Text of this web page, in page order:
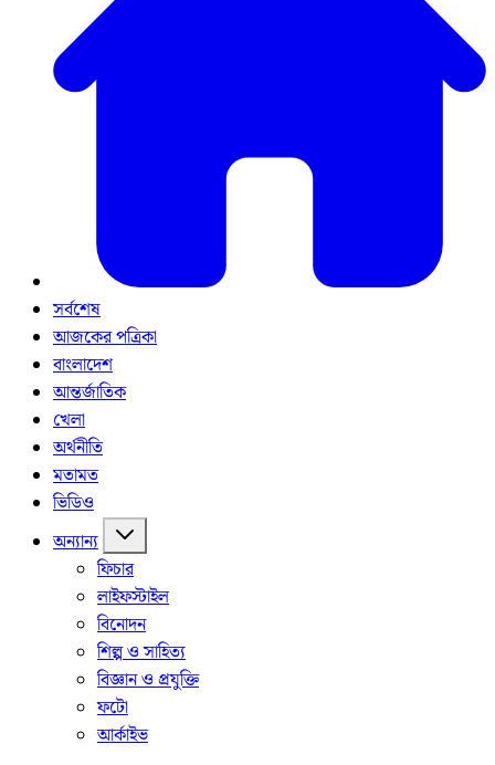
সর্বশেষ
আজকের পত্রিকা
বাংলাদেশ
আন্তর্জাতিক
খেলা
অর্থনীতি
মতামত
ভিডিও
অন্যান্য
ফিচার
লাইফস্টাইল
বিনোদন
শিল্প ও সাহিত্য
বিজ্ঞান ও প্রযুক্তি
ফটো
আর্কাইভ